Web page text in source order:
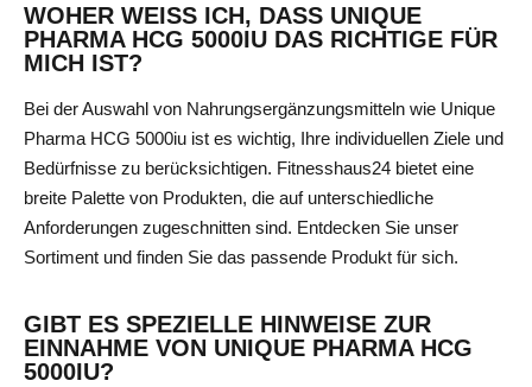
WOHER WEISS ICH, DASS UNIQUE P
HARMA HCG 5000IU DAS RICHTIGE FÜR M
ICH IST?
Bei der Auswahl von Nahrungsergänzungsmitteln wie Unique
Pharma HCG 5000iu ist es wichtig, Ihre individuellen Ziele und
Bedürfnisse zu berücksichtigen. Fitnesshaus24 bietet eine
breite Palette von Produkten, die auf unterschiedliche
Anforderungen zugeschnitten sind. Entdecken Sie unser
Sortiment und finden Sie das passende Produkt für sich.
GIBT ES SPEZIELLE HINWEISE ZUR
EINNAHME VON UNIQUE PHARMA HCG
5000IU?